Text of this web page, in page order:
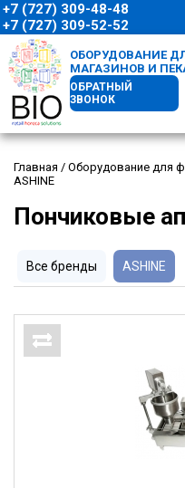
+7 (727) 309-48-48
+7 (727) 309-52-52
ОБОРУДОВАНИЕ
МАГАЗИНОВ И
ОБРАТНЫЙ
ЗВОНОК
Главная / Оборудование для
ASHINE
Пончиковые
Все бренды ASHINE